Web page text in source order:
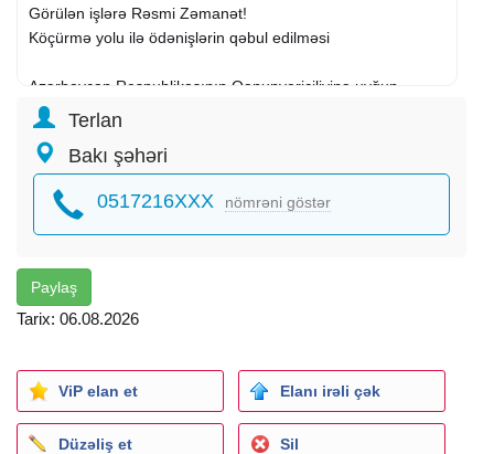
Görülən işlərə Rəsmi Zəmanət!
Köçürmə yolu ilə ödənişlərin qəbul edilməsi
Azərbaycan Respublikasının Qanunvericiliyinə uyğun
Rəsmi fəaliyyət!
No Frost və Defrost sistemli soyuducuların
yerində, operativ, zəmanətli xidmət göstəririk.
Xidmətlərimiz
soyuducu təmiri
buzdolabı təmiri
no frost soyuducu təmiri
defrost soyuducu təmiri
Terlan
Bakı şəhəri
0517216XXX nömrəni göstər
Paylaş
Tarix: 06.08.2026
ViP elan et Elanı irəli çək
Düzəliş et Sil